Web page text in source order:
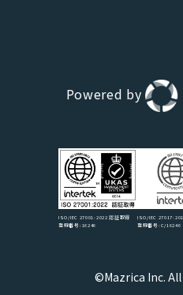
Powered by
ISO/IEC 27001:2022 認証取得
登録番号:16246
ISO/IEC
登録番号:C/16246
©Mazrica Inc.